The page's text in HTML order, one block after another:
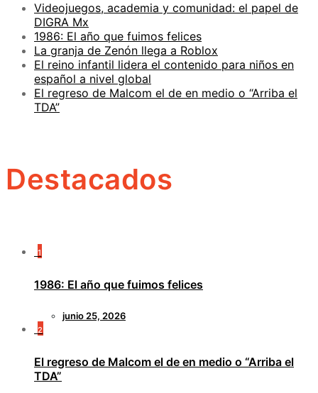
Videojuegos, academia y comunidad: el papel de
DIGRA Mx
1986: El año que fuimos felices
La granja de Zenón llega a Roblox
El reino infantil lidera el contenido para niños en
español a nivel global
El regreso de Malcom el de en medio o “Arriba el
TDA”
Destacados
1
1986: El año que fuimos felices
junio 25, 2026
2
El regreso de Malcom el de en medio o “Arriba el
TDA”